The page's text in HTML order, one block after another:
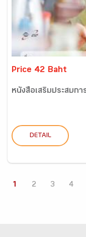
Price 42 Baht
หนังสือเสริมประสบก
DETAIL
1 2 3 4